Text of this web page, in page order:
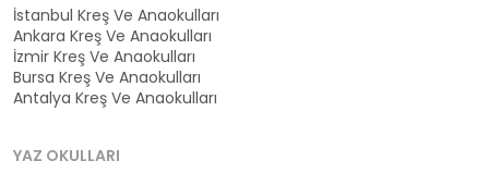
İstanbul Kreş Ve Anaokulları
Ankara Kreş Ve Anaokulları
İzmir Kreş Ve Anaokulları
Bursa Kreş Ve Anaokulları
Antalya Kreş Ve Anaokulları
YAZ OKULLARI